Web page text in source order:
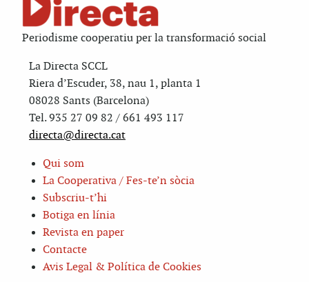
Periodisme cooperatiu per la transformació social
La Directa SCCL
Riera d’Escuder, 38, nau 1, planta 1
08028 Sants (Barcelona)
Tel. 935 27 09 82 / 661 493 117
directa@directa.cat
Qui som
La Cooperativa / Fes-te’n sòcia
Subscriu-t’hi
Botiga en línia
Revista en paper
Contacte
Avis Legal & Política de Cookies